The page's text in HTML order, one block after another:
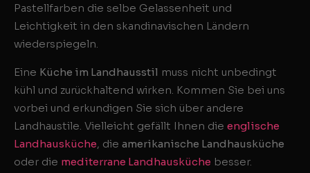
Pastellfarben die selbe Gelassenheit und
Leichtigkeit in den skandinavischen Ländern
wiederspiegeln.
Eine Küche im Landhausstil muss nicht unbedingt
kühl und zurückhaltend wirken. Kommen Sie bei uns
vorbei und erkundigen Sie sich über andere
Landhaustile. Vielleicht gefällt Ihnen die englische
Landhausküche, die amerikanische Landhausküche
oder die mediterrane Landhausküche besser.